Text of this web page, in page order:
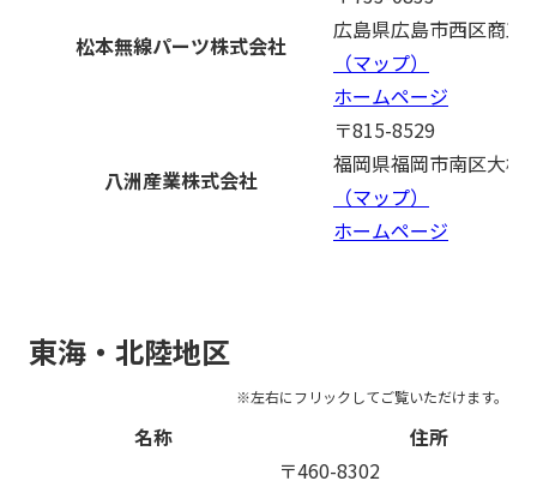
松本無線パーツ株式会社
広島県広島市西区商工
（マップ）
ホームページ
八洲産業株式会社
〒815-8529
福岡県福岡市南区大楠
（マップ）
ホームページ
東海・北陸地区
名称 住所
〒460-8302